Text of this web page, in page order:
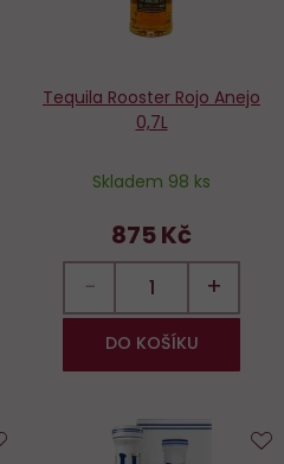
Tequila Rooster Rojo Anejo
0,7L
Skladem 98 ks
875 Kč
− +
DO KOŠÍKU